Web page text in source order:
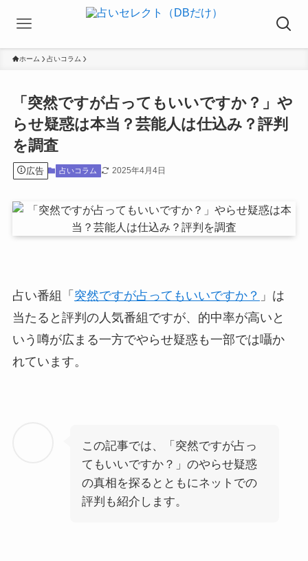
ホーム 占いコラム
「突然ですが占ってもいいですか？」や
らせ疑惑は本当？芸能人は仕込み？評判
を調査
広告 占いコラム 2025年4月4日
占い番組「 突然ですが占ってもいいですか？ 」は
当たると評判の人気番組ですが、的中率が高いと
いう噂が広まる一方でやらせ疑惑も一部では囁か
れています。
この記事では、「突然ですが占っ
てもいいですか？」のやらせ疑惑
の真相を探るとともにネットでの
評判も紹介します。